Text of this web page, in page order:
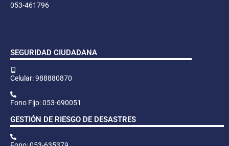
053-461796
SEGURIDAD CIUDADANA
Celular: 988880870
Fono Fijo: 053-690051
GESTIÓN DE RIESGO DE DESASTRES